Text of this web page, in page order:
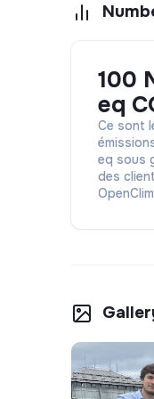
100
eq
Ce sont
eq sous
des